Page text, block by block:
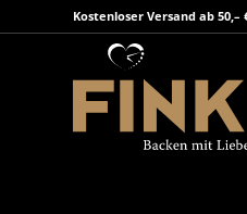
Kostenloser Versand ab